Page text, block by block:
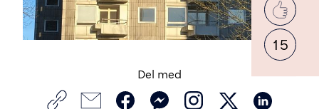
Like
15
Del med